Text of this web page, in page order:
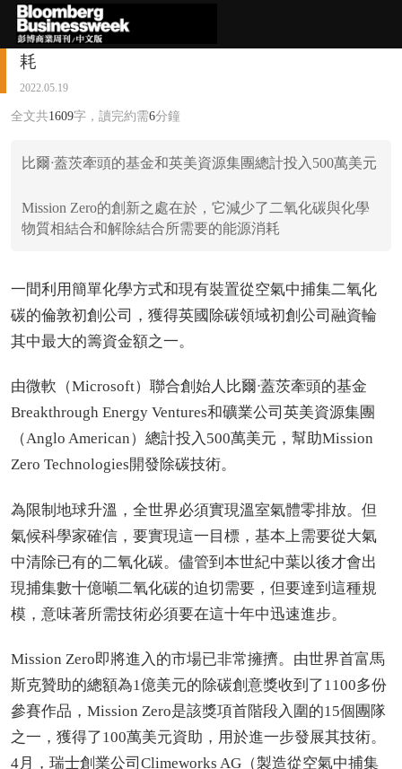
倫敦初創籌500萬美元 研技術減碳捕集所需能
耗
2022.05.19
全文共1609字，讀完約需6分鐘
比爾ᐧ蓋茨牽頭的基金和英美資源集團總計投入500萬美元
Mission Zero的創新之處在於，它減少了二氧化碳與化學
物質相結合和解除結合所需要的能源消耗
一間利用簡單化學方式和現有裝置從空氣中捕集二氧化
碳的倫敦初創公司，獲得英國除碳領域初創公司融資輪
其中最大的籌資金額之一。
由微軟（Microsoft）聯合創始人比爾ᐧ蓋茨牽頭的基金
Breakthrough Energy Ventures和礦業公司英美資源集團
（Anglo American）總計投入500萬美元，幫助Mission
Zero Technologies開發除碳技術。
為限制地球升溫，全世界必須實現溫室氣體零排放。但
氣候科學家確信，要實現這一目標，基本上需要從大氣
中清除已有的二氧化碳。儘管到本世紀中葉以後才會出
現捕集數十億噸二氧化碳的迫切需要，但要達到這種規
模，意味著所需技術必須要在這十年中迅速進步。
Mission Zero即將進入的市場已非常擁擠。由世界首富馬
斯克贊助的總額為1億美元的除碳創意獎收到了1100多份
參賽作品，Mission Zero是該獎項首階段入圍的15個團隊
之一，獲得了100萬美元資助，用於進一步發展其技術。
4月，瑞士創業公司Climeworks AG（製造從空氣中捕集